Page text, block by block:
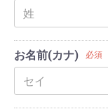
お名前(カナ) 必須